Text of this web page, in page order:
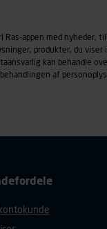
information om
appen med nyheder,
produkter, du
kan behandle
af